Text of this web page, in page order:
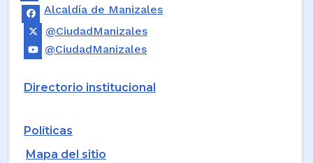
Alcaldía de Manizales
@CiudadManizales
@CiudadManizales
Directorio institucional
Políticas
Mapa del sitio